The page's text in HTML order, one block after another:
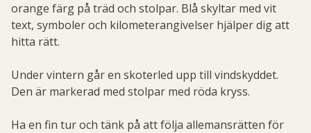
orange färg på träd och stolpar. Blå skyltar med vit
text, symboler och kilometerangivelser hjälper dig att
hitta rätt.
Under vintern går en skoterled upp till vindskyddet.
Den är markerad med stolpar med röda kryss.
Ha en fin tur och tänk på att följa allemansrätten för